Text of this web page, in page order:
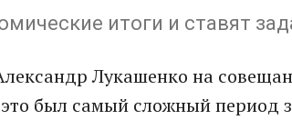
итоги и ставят
Лукашенко на
был самый сложный период